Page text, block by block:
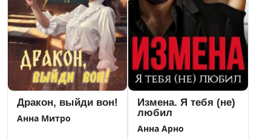
Дракон, выйди вон!
Анна Митро
Измена. Я тебя (не)
любил
Анна Арно